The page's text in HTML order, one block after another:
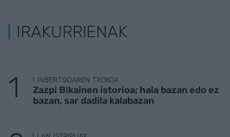
IRAKURRIENAK
INBERTSIOAREN TXOKOA
Zazpi Bikainen istorioa; hala bazan edo ez
bazan, sar dadila kalabazan